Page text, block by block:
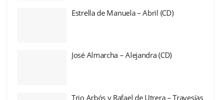
Estrella de Manuela – Abril (CD)
José Almarcha – Alejandra (CD)
Trio Arbós y Rafael de Utrera – Travesías